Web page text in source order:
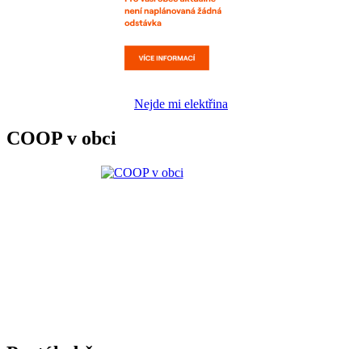
Nejde mi elektřina
COOP v obci